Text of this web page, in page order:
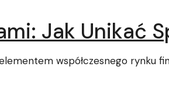
Jak Unikać
współczesnego rynku